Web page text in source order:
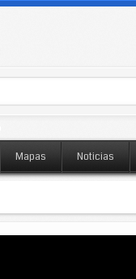
Mapas Noticias